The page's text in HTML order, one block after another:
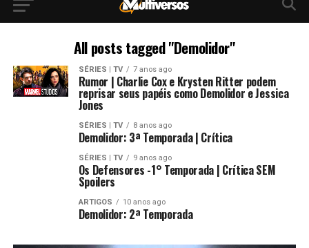
All posts tagged "Demolidor"
SÉRIES | TV 7 anos ago
Rumor | Charlie Cox e Krysten Ritter podem
reprisar seus papéis como Demolidor e Jessica
Jones
SÉRIES | TV 8 anos ago
Demolidor: 3ª Temporada | Crítica
SÉRIES | TV 9 anos ago
Os Defensores -1° Temporada | Crítica SEM
Spoilers
ARTIGOS 10 anos ago
Demolidor: 2ª Temporada